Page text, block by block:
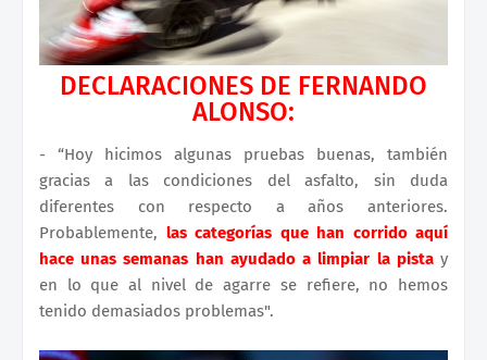
DECLARACIONES DE FERNANDO
ALONSO:
- “Hoy hicimos algunas pruebas buenas, también
gracias a las condiciones del asfalto, sin duda
diferentes con respecto a años anteriores.
Probablemente, las categorías que han corrido aquí
hace unas semanas han ayudado a limpiar la pistay
en lo que al nivel de agarre se refiere, no hemos
tenido demasiados problemas".